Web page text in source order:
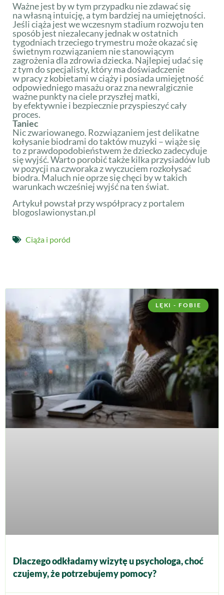
Ważne jest by w tym przypadku nie zdawać się
na własną intuicję, a tym bardziej na umiejętności.
Jeśli ciąża jest we wczesnym stadium rozwoju ten
sposób jest niezalecany jednak w ostatnich
tygodniach trzeciego trymestru może okazać się
świetnym rozwiązaniem nie stanowiącym
zagrożenia dla zdrowia dziecka. Najlepiej udać się
z tym do specjalisty, który ma doświadczenie
w pracy z kobietami w ciąży i posiada umiejętność
odpowiedniego masażu oraz zna newralgicznie
ważne punkty na ciele przyszłej matki,
by efektywnie i bezpiecznie przyspieszyć cały
proces.
Taniec
Nic zwariowanego. Rozwiązaniem jest delikatne
kołysanie biodrami do taktów muzyki – wiąże się
to z prawdopodobieństwem że dziecko zadecyduje
się wyjść. Warto porobić także kilka przysiadów lub
w pozycji na czworaka z wyczuciem rozkołysać
biodra. Maluch nie oprze się chęci by w takich
warunkach wcześniej wyjść na ten świat.
Artykuł powstał przy współpracy z portalem
blogoslawionystan.pl
Ciąża i poród
LĘKI - FOBIE
Dlaczego odkładamy wizytę u psychologa, choć
czujemy, że potrzebujemy pomocy?